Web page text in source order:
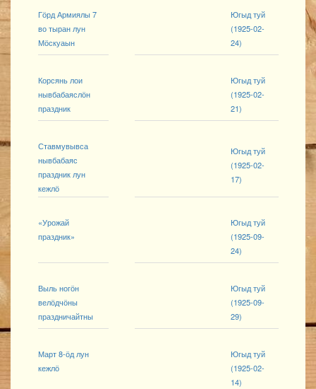
Гӧрд Армиялы 7
во тыран лун
Мӧскуаын
Югыд туй
(1925-02-
24)
Корсянь лои
нывбабаяслӧн
праздник
Югыд туй
(1925-02-
21)
Ставмувывса
нывбабаяс
праздник лун
кежлӧ
Югыд туй
(1925-02-
17)
«Урожай
праздник»
Югыд туй
(1925-09-
24)
Выль ногӧн
велӧдчӧны
праздничайтны
Югыд туй
(1925-09-
29)
Март 8-ӧд лун
кежлӧ
Югыд туй
(1925-02-
14)